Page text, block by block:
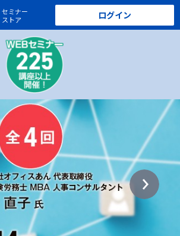
セミナー
ストア
ログイン